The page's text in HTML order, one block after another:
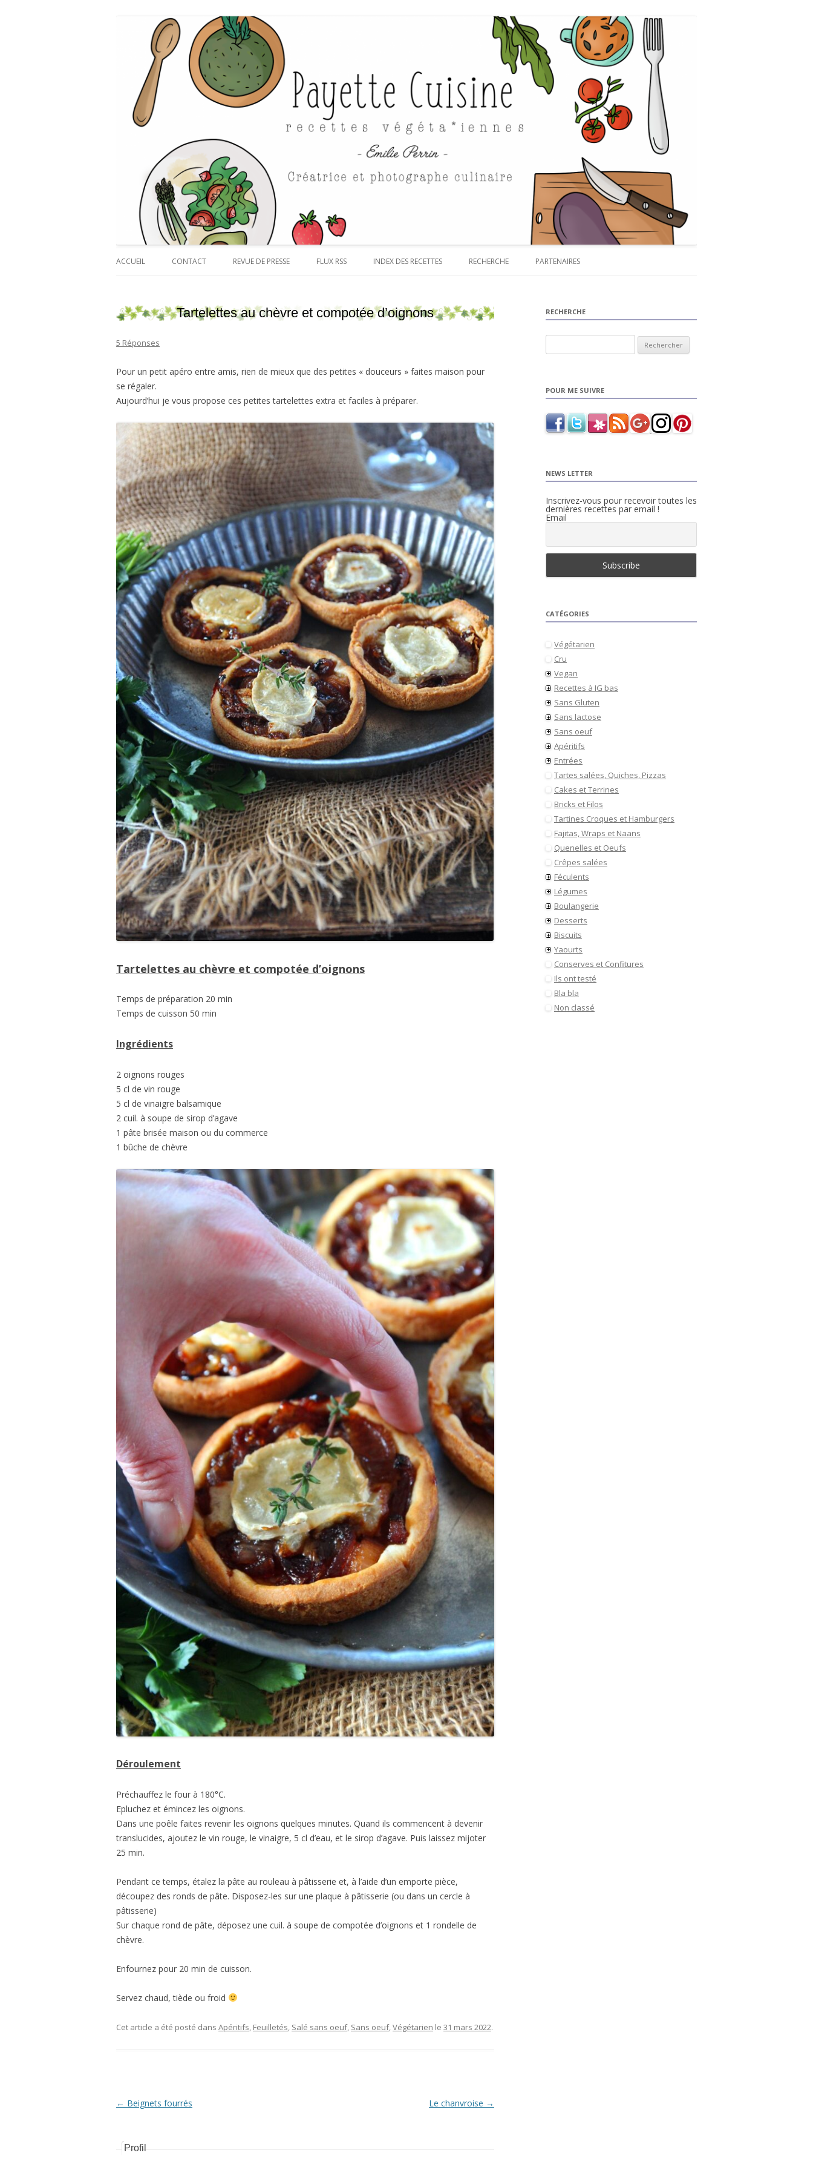
Payette cuisine
ACCUEIL CONTACT REVUE DE PRESSE FLUX RSS INDEX DES RECETTES RECHERCHE PARTENAIRES
Tartelettes au chèvre et compotée d’oignons
5 Réponses
Pour un petit apéro entre amis, rien de mieux que des petites « douceurs » faites maison pour
se régaler.
Aujourd’hui je vous propose ces petites tartelettes extra et faciles à préparer.
Tartelettes au chèvre et compotée d’oignons
Temps de préparation 20 min
Temps de cuisson 50 min
Ingrédients
2 oignons rouges
5 cl de vin rouge
5 cl de vinaigre balsamique
2 cuil. à soupe de sirop d’agave
1 pâte brisée maison ou du commerce
1 bûche de chèvre
Déroulement
Préchauffez le four à 180°C.
Epluchez et émincez les oignons.
Dans une poêle faites revenir les oignons quelques minutes. Quand ils commencent à devenir
translucides, ajoutez le vin rouge, le vinaigre, 5 cl d’eau, et le sirop d’agave. Puis laissez mijoter
25 min.
Pendant ce temps, étalez la pâte au rouleau à pâtisserie et, à l’aide d’un emporte pièce,
découpez des ronds de pâte. Disposez-les sur une plaque à pâtisserie (ou dans un cercle à
pâtisserie)
Sur chaque rond de pâte, déposez une cuil. à soupe de compotée d’oignons et 1 rondelle de
chèvre.
Enfournez pour 20 min de cuisson.
Servez chaud, tiède ou froid
Cet article a été posté dans Apéritifs, Feuilletés, Salé sans oeuf, Sans oeuf,Végétarien le 31 mars 2022.
Navigation Article
← Beignets fourrés Le chanvroise →
Profil
RECHERCHE
POUR ME SUIVRE
NEWS LETTER
Inscrivez-vous pour recevoir toutes les
dernières recettes par email !
Email
CATÉGORIES
Végétarien
Cru
Vegan
Recettes à IG bas
Sans Gluten
Sans lactose
Sans oeuf
Apéritifs
Entrées
Tartes salées, Quiches, Pizzas
Cakes et Terrines
Bricks et Filos
Tartines Croques et Hamburgers
Fajitas, Wraps et Naans
Quenelles et Oeufs
Crêpes salées
Féculents
Légumes
Boulangerie
Desserts
Biscuits
Yaourts
Conserves et Confitures
Ils ont testé
Bla bla
Non classé